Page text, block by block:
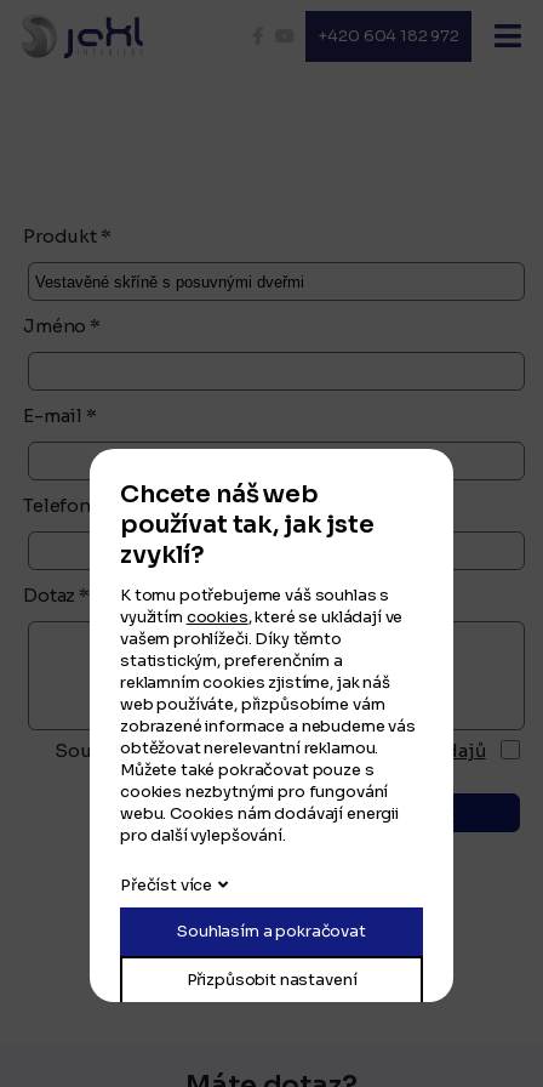
+420 604 182 972
Produkt *
Jméno *
E-mail *
Telefon
Dotaz *
Souhlasím se zásadami ochranyosobních údajů
Chcete náš web
používat tak, jak jste
zvyklí?
K tomu potřebujeme váš souhlas s
využitím cookies, které se ukládají ve
vašem prohlížeči. Díky těmto
statistickým, preferenčním a
reklamním cookies zjistíme, jak náš
web používáte, přizpůsobíme vám
zobrazené informace a nebudeme vás
obtěžovat nerelevantní reklamou.
Můžete také pokračovat pouze s
cookies nezbytnými pro fungování
webu. Cookies nám dodávají energii
pro další vylepšování.
Přečíst více
Souhlasím a pokračovat
Přizpůsobit nastavení